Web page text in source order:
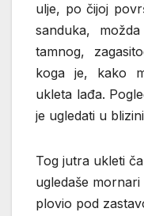
ulje, po čijoj
sanduka,
tamnog,
koga je, kako
ukleta lađa.
je ugledati u
Tog jutra ukleti
ugledaše
plovio pod